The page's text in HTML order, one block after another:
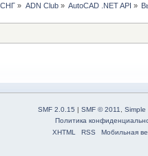
СНГ » ADN Club» AutoCAD .NET API »
SMF 2.0.15 | SMF © 2011
Simple
Политика
XHTML
RSS Мобильная